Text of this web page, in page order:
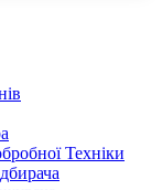
Львів.
на
Різне Claas
одній із
Техніки